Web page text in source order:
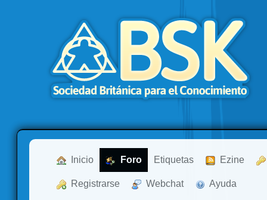
Inicio Foro Etiquetas Ezine
Registrarse Webchat Ayuda